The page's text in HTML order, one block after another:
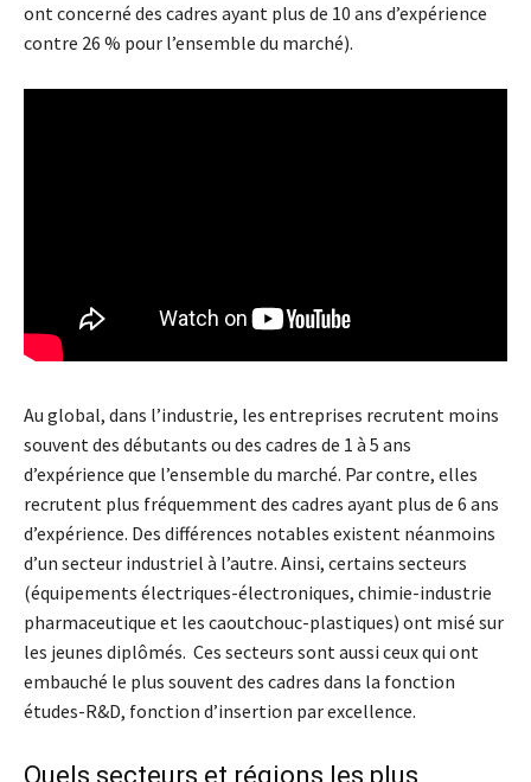
ont concerné des cadres ayant plus de 10 ans d’expérience
contre 26 % pour l’ensemble du marché).
Au global, dans l’industrie, les entreprises recrutent moins
souvent des débutants ou des cadres de 1 à 5 ans
d’expérience que l’ensemble du marché. Par contre, elles
recrutent plus fréquemment des cadres ayant plus de 6 ans
d’expérience. Des différences notables existent néanmoins
d’un secteur industriel à l’autre. Ainsi, certains secteurs
(équipements électriques-électroniques, chimie-industrie
pharmaceutique et les caoutchouc-plastiques) ont misé sur
les jeunes diplômés. Ces secteurs sont aussi ceux qui ont
embauché le plus souvent des cadres dans la fonction
études-R&D, fonction d’insertion par excellence.
Quels secteurs et régions les plus